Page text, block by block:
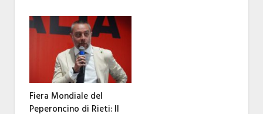
Fiera Mondiale del
Peperoncino di Rieti: Il